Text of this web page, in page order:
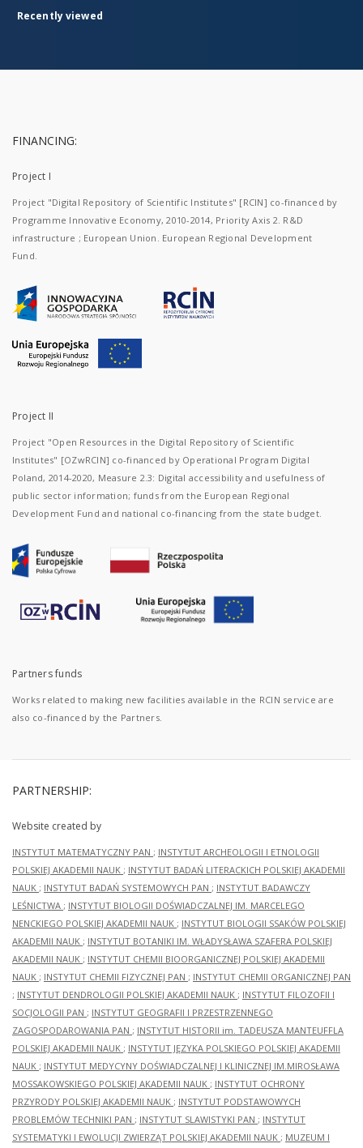
Recently viewed
FINANCING:
Project I
Project "Digital Repository of Scientific Institutes" [RCIN] co-financed by
Programme Innovative Economy, 2010-2014, Priority Axis 2. R&D
infrastructure ; European Union. European Regional Development
Fund.
Project II
Project "Open Resources in the Digital Repository of Scientific
Institutes" [OZwRCIN] co-financed by Operational Program Digital
Poland, 2014-2020, Measure 2.3: Digital accessibility and usefulness of
public sector information; funds from the European Regional
Development Fund and national co-financing from the state budget.
Partners funds
Works related to making new facilities available in the RCIN service are
also co-financed by the Partners.
PARTNERSHIP:
Website created by
INSTYTUT MATEMATYCZNY PAN ; INSTYTUT ARCHEOLOGII I ETNOLOGII
POLSKIEJ AKADEMII NAUK ; INSTYTUT BADAŃ LITERACKICH POLSKIEJ AKADEMII
NAUK ; INSTYTUT BADAŃ SYSTEMOWYCH PAN ; INSTYTUT BADAWCZY
LEŚNICTWA ; INSTYTUT BIOLOGII DOŚWIADCZALNEJ IM. MARCELEGO
NENCKIEGO POLSKIEJ AKADEMII NAUK ; INSTYTUT BIOLOGII SSAKÓW POLSKIEJ
AKADEMII NAUK ; INSTYTUT BOTANIKI IM. WŁADYSŁAWA SZAFERA POLSKIEJ
AKADEMII NAUK ; INSTYTUT CHEMII BIOORGANICZNEJ POLSKIEJ AKADEMII
NAUK ; INSTYTUT CHEMII FIZYCZNEJ PAN ; INSTYTUT CHEMII ORGANICZNEJ PAN
; INSTYTUT DENDROLOGII POLSKIEJ AKADEMII NAUK ; INSTYTUT FILOZOFII I
SOCJOLOGII PAN ; INSTYTUT GEOGRAFII I PRZESTRZENNEGO
ZAGOSPODAROWANIA PAN ; INSTYTUT HISTORII im. TADEUSZA MANTEUFFLA
POLSKIEJ AKADEMII NAUK ; INSTYTUT JĘZYKA POLSKIEGO POLSKIEJ AKADEMII
NAUK ; INSTYTUT MEDYCYNY DOŚWIADCZALNEJ I KLINICZNEJ IM.MIROSŁAWA
MOSSAKOWSKIEGO POLSKIEJ AKADEMII NAUK ; INSTYTUT OCHRONY
PRZYRODY POLSKIEJ AKADEMII NAUK ; INSTYTUT PODSTAWOWYCH
PROBLEMÓW TECHNIKI PAN ; INSTYTUT SLAWISTYKI PAN ; INSTYTUT
SYSTEMATYKI I EWOLUCJI ZWIERZĄT POLSKIEJ AKADEMII NAUK ; MUZEUM I